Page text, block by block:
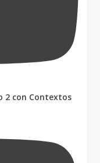
2 con Contextos